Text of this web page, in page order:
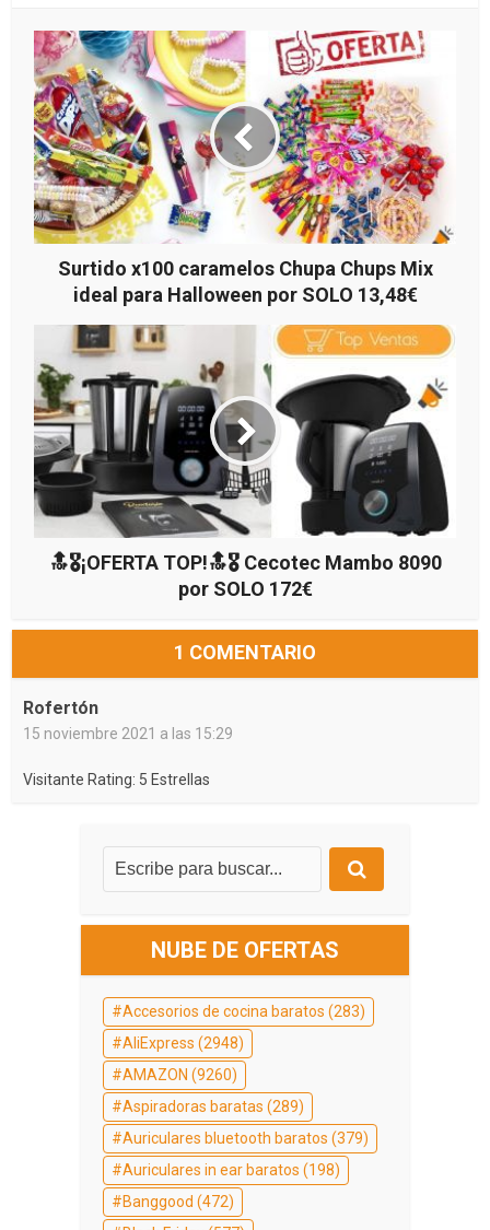
Surtido x100 caramelos Chupa Chups Mix
ideal para Halloween por SOLO 13,48€
🔝🎖¡OFERTA TOP!🔝🎖 Cecotec Mambo 8090
por SOLO 172€
1 COMENTARIO
Rofertón
15 noviembre 2021 a las 15:29
Visitante Rating: 5 Estrellas
NUBE DE OFERTAS
Accesorios de cocina baratos (283)
AliExpress (2948)
AMAZON (9260)
Aspiradoras baratas (289)
Auriculares bluetooth baratos (379)
Auriculares in ear baratos (198)
Banggood (472)